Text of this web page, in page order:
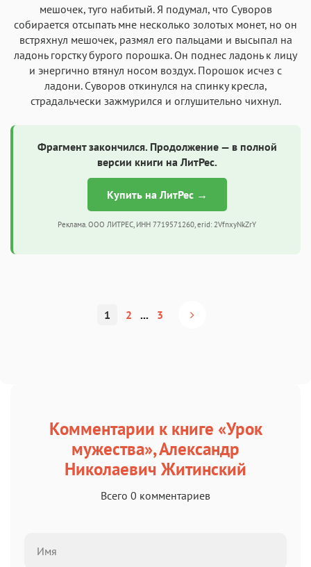
мешочек, туго набитый. Я подумал, что Суворов
собирается отсыпать мне несколько золотых монет, но он
встряхнул мешочек, размял его пальцами и высыпал на
ладонь горстку бурого порошка. Он поднес ладонь к лицу
и энергично втянул носом воздух. Порошок исчез с
ладони. Суворов откинулся на спинку кресла,
страдальчески зажмурился и оглушительно чихнул.
Фрагмент закончился. Продолжение — в полной
версии книги на ЛитРес.
Купить на ЛитРес →
Реклама. ООО ЛИТРЕС, ИНН 7719571260, erid: 2VfnxyNkZrY
1 2 ... 3
Комментарии к книге «Урок
мужества», Александр
Николаевич Житинский
Всего 0 комментариев